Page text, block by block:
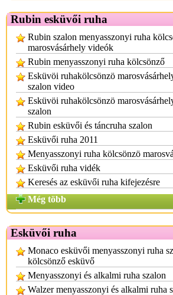
Rubin esküvői ruha
Rubin szalon menyasszonyi ruha
marosvásárhely videók
Rubin menyasszonyi ruha kölcsönző
Esküvöi ruhakölcsönzö
szalon video
Esküvöi ruhakölcsönzö
szalon
Rubin esküvői és táncruha szalon
Esküvői ruha 2011
Menyasszonyi ruha kölcsönzö
Esküvői ruha vidék
Keresés az esküvői ruha kifejezésre
Még több
Esküvői ruha
Monaco esküvői menyasszonyi ruha
kölcsönző esküvő
Menyasszonyi és alkalmi ruha szalon
Walzer menyasszonyi és alkalmi ruha